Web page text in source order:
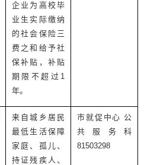
企业为高校毕
业生实际缴纳
的社会保险三
费之和给予社
保补贴，补贴
期限不超过 1
年。
来自城乡居民
最低生活保障
家庭、孤儿、
持证残疾人、
市就促中心 公
共服务科
81503298